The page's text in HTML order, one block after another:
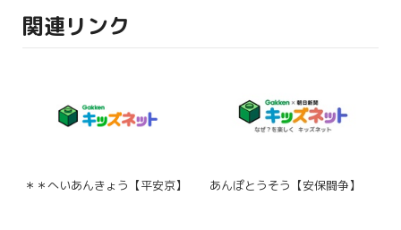
関連リンク
＊＊へいあんきょう【平安京】 あんぽとうそう【安保闘争】